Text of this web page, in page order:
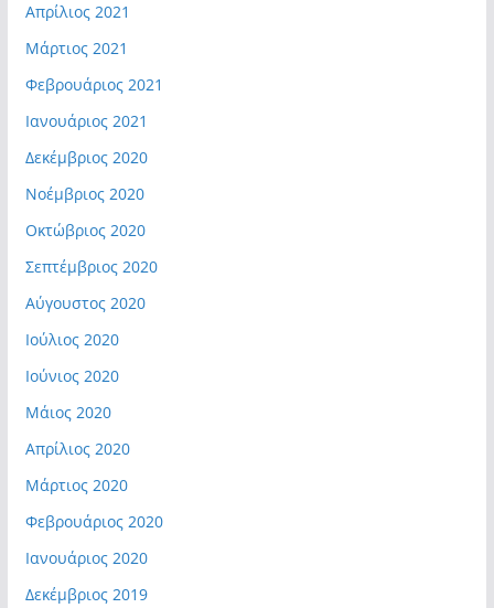
Απρίλιος 2021
Μάρτιος 2021
Φεβρουάριος 2021
Ιανουάριος 2021
Δεκέμβριος 2020
Νοέμβριος 2020
Οκτώβριος 2020
Σεπτέμβριος 2020
Αύγουστος 2020
Ιούλιος 2020
Ιούνιος 2020
Μάιος 2020
Απρίλιος 2020
Μάρτιος 2020
Φεβρουάριος 2020
Ιανουάριος 2020
Δεκέμβριος 2019